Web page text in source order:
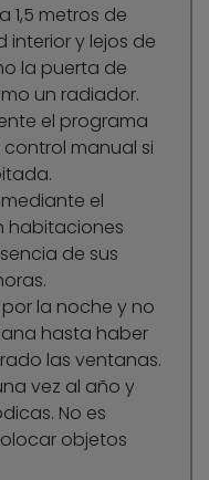
1,5 metros de
interior y lejos de
la puerta de
un radiador.
el programa
manual si
el
habitaciones
de sus
la noche y no
hasta haber
las ventanas.
vez al año y
No es
objetos